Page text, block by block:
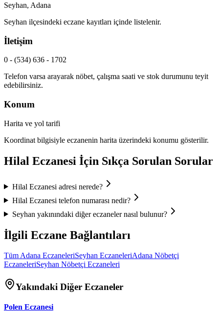
Seyhan, Adana
Seyhan ilçesindeki eczane kayıtları içinde listelenir.
İletişim
0 - (534) 636 - 1702
Telefon varsa arayarak nöbet, çalışma saati ve stok durumunu teyit
edebilirsiniz.
Konum
Harita ve yol tarifi
Koordinat bilgisiyle eczanenin harita üzerindeki konumu gösterilir.
Hilal Eczanesi İçin Sıkça Sorulan Sorular
Hilal Eczanesi adresi nerede?
Hilal Eczanesi telefon numarası nedir?
Seyhan yakınındaki diğer eczaneler nasıl bulunur?
İlgili Eczane Bağlantıları
TümAdana EczaneleriSeyhan EczaneleriAdana Nöbetçi
EczaneleriSeyhan Nöbetçi Eczaneleri
Yakındaki Diğer Eczaneler
Polen Eczanesi